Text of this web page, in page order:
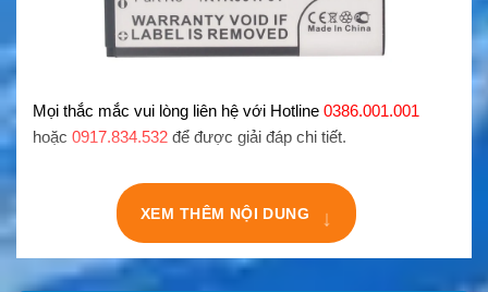
Mọi thắc mắc vui lòng liên hệ với Hotline 0386.001.001
hoặc 0917.834.532 để được giải đáp chi tiết.
XEM THÊM NỘI DUNG ↓